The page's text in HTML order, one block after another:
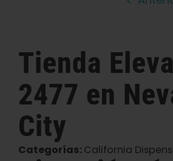
Buscar:
Tienda
2477 en
City
Categorías:California